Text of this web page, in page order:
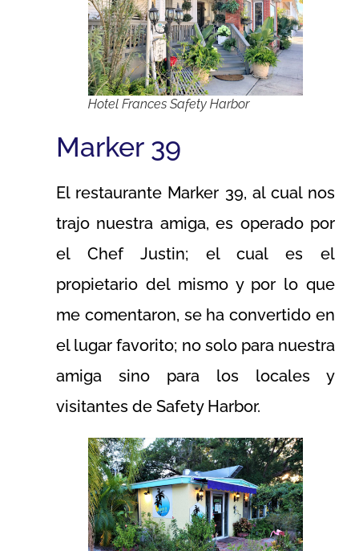
Hotel Frances Safety Harbor
Marker 39
El restaurante Marker 39, al cual nos
trajo nuestra amiga, es operado por
el Chef Justin; el cual es el
propietario del mismo y por lo que
me comentaron, se ha convertido en
el lugar favorito; no solo para nuestra
amiga sino para los locales y
visitantes de Safety Harbor.